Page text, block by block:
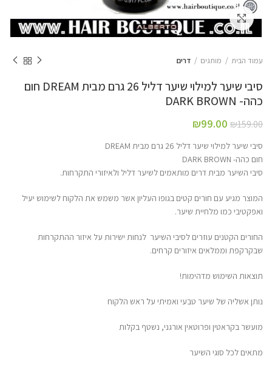
Click to enlarge
עמוד הבית מותגים דרים
סיבי שיער למילוי שיער דליל 26 גרם מבית DREAM חום
כהה- DARK BROWN
₪159.00
₪99.00
סיבי שיער למילוי שיער דליל 26 גרם מבית DREAM
חום כהה- DARK BROWN
סיבי השיער מבית דרים מותאמים לשיער דליל ולאיזורי התקרחות.
המוצר מגיע עם חורים קטים בגופו העליון אשר משמש את הלקוח לשימוש יעיל
ואפקטיבי כמו מלחיית שיער.
החורים הקטנים עוזרים לסיבי השיער לנחות ישירות על איזור ההתקרחות
שבקרקפת וממלאים איזורים קרחים.
תוצאות השימוש מדהימות!
נותן אשליה של שיער טבעי ואמיתי על ראש הלקוח
מועשר בקראטין ופרוטאין אורגני, נשטף בקלות
מתאים לכל סוגי השיער